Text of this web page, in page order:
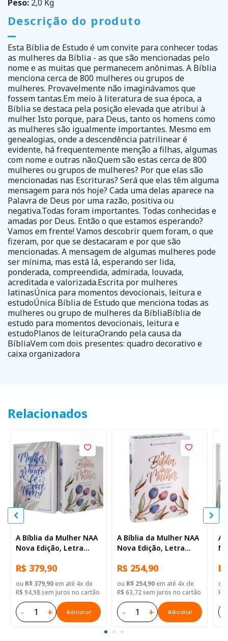
Peso: 2,0 Kg
Descrição do produto
Esta Bíblia de Estudo é um convite para conhecer todas
as mulheres da Bíblia - as que são mencionadas pelo
nome e as muitas que permanecem anônimas. A Bíblia
menciona cerca de 800 mulheres ou grupos de
mulheres. Provavelmente não imaginávamos que
fossem tantas.Em meio à literatura de sua época, a
Bíblia se destaca pela posição elevada que atribui à
mulher. Isto porque, para Deus, tanto os homens como
as mulheres são igualmente importantes. Mesmo em
genealogias, onde a descendência patrilinear é
evidente, há frequentemente menção a filhas, algumas
com nome e outras não.Quem são estas cerca de 800
mulheres ou grupos de mulheres? Por que elas são
mencionadas nas Escrituras? Será que elas têm alguma
mensagem para nós hoje? Cada uma delas aparece na
Palavra de Deus por uma razão, positiva ou
negativa.Todas foram importantes. Todas conhecidas e
amadas por Deus. Então o que estamos esperando?
Vamos em frente! Vamos descobrir quem foram, o que
fizeram, por que se destacaram e por que são
mencionadas. A mensagem de algumas mulheres pode
ser mínima, mas está lá, esperando ser lida,
ponderada, compreendida, admirada, louvada,
acreditada e valorizada.Escrita por mulheres
latinasÚnica para momentos devocionais, leitura e
estudoÚnica Bíblia de Estudo que menciona todas as
mulheres ou grupo de mulheres da BíbliaBíblia de
estudo para momentos devocionais, leitura e
estudoPlanos de leituraOrando pela causa da
BíbliaVem com dois presentes: quadro decorativo e
caixa organizadora
Relacionados
A Bíblia da Mulher NAA
Nova Edição, Letra
para anotação, com
mapa, Capa Couro
Sintético Ilustrada:
R$ 379,90
ou R$ 379,90em até 4x de
R$ 94,98 sem juros no cartão
- + Adicionar
A Bíblia da Mulher NAA
Nova Edição, Letra
para anotação, com
mapa, Capa Couro
Sintético Ilustrada:
R$ 254,90
ou R$ 254,90em até 4x de
R$ 63,72 sem juros no cartão
- + Adicionar
A
ou
R$